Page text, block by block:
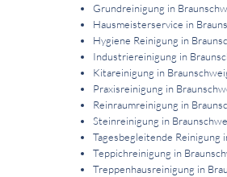
Grundreinigung in
Hausmeisterservice in
Hygiene Reinigung in
Industriereinigung in
Kitareinigung in
Praxisreinigung in
Reinraumreinigung in
Steinreinigung in
Tagesbegleitende Reinigung
Teppichreinigung in
Treppenhausreinigung in